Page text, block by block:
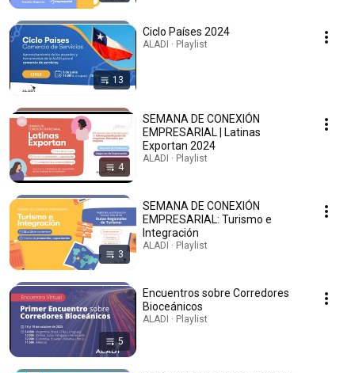
13
Ciclo Países 2024
ALADI · Playlist
4
SEMANA DE CONEXIÓN
EMPRESARIAL | Latinas
Exportan 2024
ALADI · Playlist
3
SEMANA DE CONEXIÓN
EMPRESARIAL: Turismo e
Integración
ALADI · Playlist
5
Encuentros sobre Corredores
Bioceánicos
ALADI · Playlist